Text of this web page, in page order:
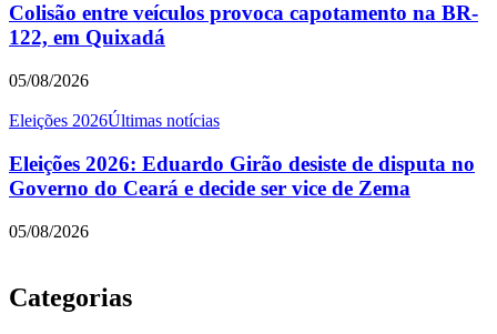
Colisão entre veículos provoca capotamento na BR-
122, em Quixadá
05/08/2026
Eleições 2026Últimas notícias
Eleições 2026: Eduardo Girão desiste de disputa no
Governo do Ceará e decide ser vice de Zema
05/08/2026
Categorias